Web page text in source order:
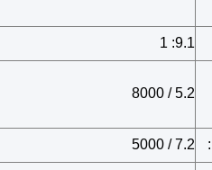
9.1: 1
5.2 / 8000
7.2 / 5000